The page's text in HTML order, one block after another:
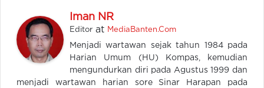
Iman NR
Editor at MediaBanten.Com
Menjadi wartawan sejak tahun 1984 pada
Harian Umum (HU) Kompas, kemudian
mengundurkan diri pada Agustus 1999 dan
menjadi wartawan harian sore Sinar Harapan pada